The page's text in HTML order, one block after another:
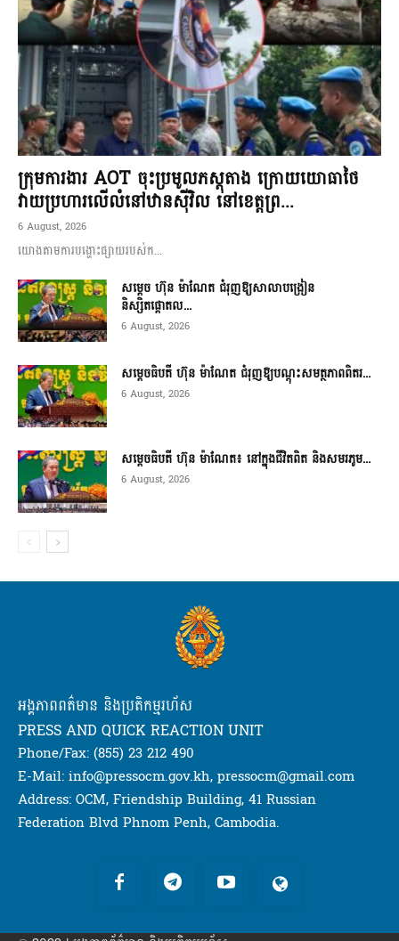
ក្រុមការងារ AOT ចុះប្រមូលភស្តុតាង ក្រោយយោធាថៃ
វាយប្រហារលើលំនៅឋានស៊ីវិល នៅខេត្តព្រ...
6 August, 2026
យោងតាមការបង្ហោះផ្សាយរបស់ក...
សម្តេច ហ៊ុន ម៉ាណែត ជំរុញឱ្យសាលាបង្រៀន
និស្សិតផ្តោតល...
6 August, 2026
សម្តេចធិបតី ហ៊ុន ម៉ាណែត ជំរុញឱ្យបណ្តុះសមត្ថភាពពិតរ...
6 August, 2026
សម្តេចធិបតី ហ៊ុន ម៉ាណែត៖ នៅក្នុងជីវិតពិត និងសមរភូម...
6 August, 2026
អង្គភាពពត៌មាន និងប្រតិកម្មរហ័ស
PRESS AND QUICK REACTION UNIT
Phone/Fax: (855) 23 212 490
E-Mail: info@pressocm.gov.kh, pressocm@gmail.com
Address: OCM, Friendship Building, 41 Russian
Federation Blvd Phnom Penh, Cambodia.